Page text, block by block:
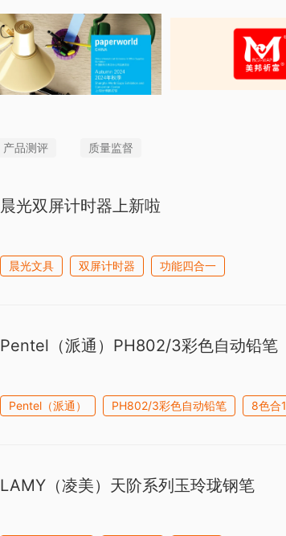
产品测评 质量监督
晨光双屏计时器上新啦
晨光文具 双屏计时器 功能四合一
Pentel（派通）PH802/3彩色自动铅笔
Pentel（派通） PH802/3彩色自动铅笔 8色合1
LAMY（凌美）天阶系列玉玲珑钢笔